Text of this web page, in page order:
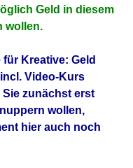
Geld in diesem
wollen.
Kreative: Geld
Video-Kurs
Sie zunächst erst
wollen,
hier auch noch